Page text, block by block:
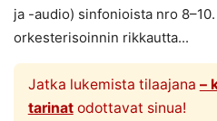
ja -audio) sinfonioista nro
orkesterisoinnin rikkautta...
Jatka lukemista tilaajana –
tarinatodottavat sinua!